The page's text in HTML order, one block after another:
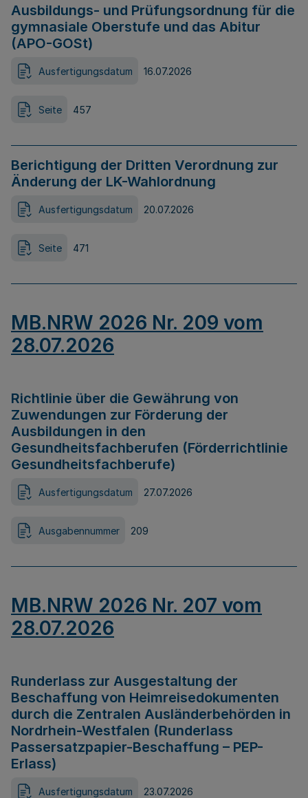
Ausbildungs- und Prüfungsordnung für die
gymnasiale Oberstufe und das Abitur
(APO-GOSt)
Ausfertigungsdatum 16.07.2026
Seite 457
Berichtigung der Dritten Verordnung zur
Änderung der LK-Wahlordnung
Ausfertigungsdatum 20.07.2026
Seite 471
MB.NRW 2026 Nr. 209 vom
28.07.2026
Richtlinie über die Gewährung von
Zuwendungen zur Förderung der
Ausbildungen in den
Gesundheitsfachberufen (Förderrichtlinie
Gesundheitsfachberufe)
Ausfertigungsdatum 27.07.2026
Ausgabennummer 209
MB.NRW 2026 Nr. 207 vom
28.07.2026
Runderlass zur Ausgestaltung der
Beschaffung von Heimreisedokumenten
durch die Zentralen Ausländerbehörden in
Nordrhein-Westfalen (Runderlass
Passersatzpapier-Beschaffung – PEP-
Erlass)
Ausfertigungsdatum 23.07.2026